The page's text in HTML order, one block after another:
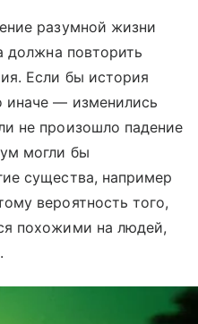
разумной жизни
должна повторить
Если бы история
иначе — изменились
не произошло падение
могли бы
существа, например
вероятность того,
похожими на людей,